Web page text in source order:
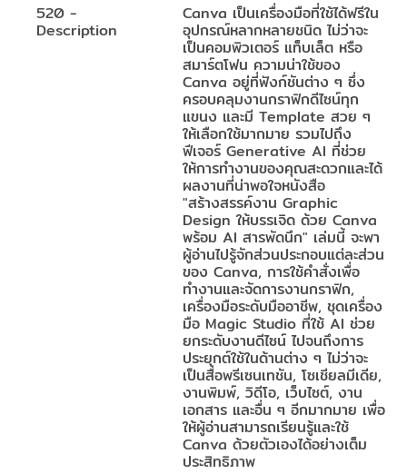
520 -
Description
Canva เป็นเครื่องมือที่ใช้ได้ฟรีใน
อุปกรณ์หลากหลายชนิด ไม่ว่าจะ
เป็นคอมพิวเตอร์ แท็บเล็ต หรือ
สมาร์ตโฟน ความน่าใช้ของ
Canva อยู่ที่ฟังก์ชันต่าง ๆ ซึ่ง
ครอบคลุมงานกราฟิกดีไซน์ทุก
แขนง และมี Template สวย ๆ
ให้เลือกใช้มากมาย รวมไปถึง
ฟีเจอร์ Generative AI ที่ช่วย
ให้การทำงานของคุณสะดวกและได้
ผลงานที่น่าพอใจหนังสือ
"สร้างสรรค์งาน Graphic
Design ให้บรรเจิด ด้วย Canva
พร้อม AI สารพัดนึก" เล่มนี้ จะพา
ผู้อ่านไปรู้จักส่วนประกอบแต่ละส่วน
ของ Canva, การใช้คำสั่งเพื่อ
ทำงานและจัดการงานกราฟิก,
เครื่องมือระดับมืออาชีพ, ชุดเครื่อง
มือ Magic Studio ที่ใช้ AI ช่วย
ยกระดับงานดีไซน์ ไปจนถึงการ
ประยุกต์ใช้ในด้านต่าง ๆ ไม่ว่าจะ
เป็นสื่อพรีเซนเทชัน, โซเชียลมีเดีย,
งานพิมพ์, วิดีโอ, เว็บไซต์, งาน
เอกสาร และอื่น ๆ อีกมากมาย เพื่อ
ให้ผู้อ่านสามารถเรียนรู้และใช้
Canva ด้วยตัวเองได้อย่างเต็ม
ประสิทธิภาพ